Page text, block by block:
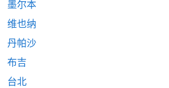
墨尔本
维也纳
丹帕沙
布吉
台北